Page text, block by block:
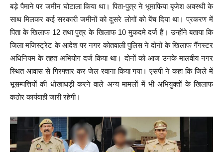
बड़े पैमाने पर जमीन घोटाला किया था। पिता-पुत्र ने भूमाफिया बृजेश अवस्थी के
साथ मिलकर कई सरकारी जमीनों को दूसरे लोगों को बेंच दिया था। प्रकरण में
पिता के खिलाफ 12 तथा पुत्र के खिलाफ 10 मुकदमे दर्ज हैं। उन्होंने बताया कि
जिला मजिस्ट्रेट के आदेश पर नगर कोतवाली पुलिस ने दोनों के खिलाफ गैंगस्टर
अधिनियम के तहत अभियोग दर्ज किया था। दोनों को आज उनके मालवीय नगर
स्थित आवास से गिरफ्तार कर जेल रवाना किया गया। एसपी ने कहा कि जिले में
भूसम्पत्तियों की धोखाधड़ी करने वाले अन्य मामलों में भी अभियुक्तों के खिलाफ
कठोर कार्यवाही जारी रहेगी।